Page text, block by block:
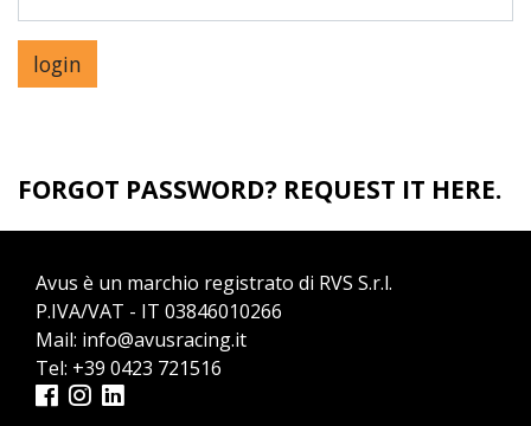
FORGOT PASSWORD? REQUEST IT HERE.
Avus è un marchio registrato di RVS S.r.l.
P.IVA/VAT - IT 03846010266
Mail: info@avusracing.it
Tel: +39 0423 721516